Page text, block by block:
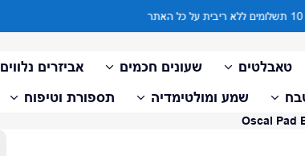
טאבלטים שעונים חכמים אביזרים נלווים
שמע ומולטימדיה תספורת וטיפוח